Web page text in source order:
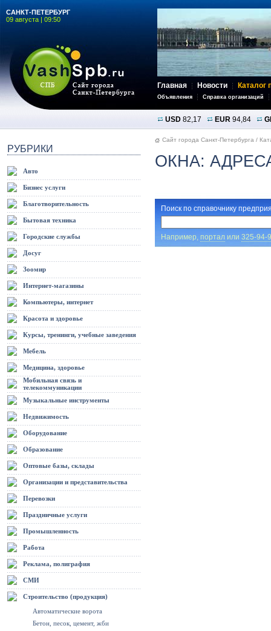
САНКТ-ПЕТЕРБУРГ
09 августа | 09:50
Главная Новости Каталог
Объявления Справка организаций
USD 82,17 EUR 94,84
РУБРИКИ
Авто
Бизнес услуги
Благотворительность
Бытовая техника
Городские службы
Досуг
Зоомир
Интернет-магазины
Компьютеры, интернет
Красота и здоровье
Курсы, тренинги, учебные заведения
Мебель
Медицина, здоровье
Мобильная связь и
телекоммуникации
Музыкальные инструменты
Недвижимость
Оборудование
Образование
Оптовые базы, склады
Организации и представительства
Перевозки
Праздничные услуги
Промышленность
Работа
Реклама, полиграфия
СМИ
Строительство (продукция)
Автоматические ворота
Бетон, песок, цемент, жби
Сайт города Санкт-Петербурга /
ОКНА:
Поиск по справочнику
Например, порталили 325-94-